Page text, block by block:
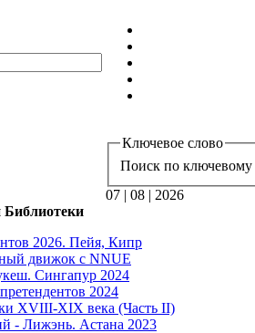
Ключевое слово
Поиск по ключевому
07 | 08 | 2026
Библиотеки
2026. Пейя, Кипр
движок с NNUE
Сингапур 2024
2024
XVIII-XIX века (Часть II)
- Лижэнь. Астана 2023